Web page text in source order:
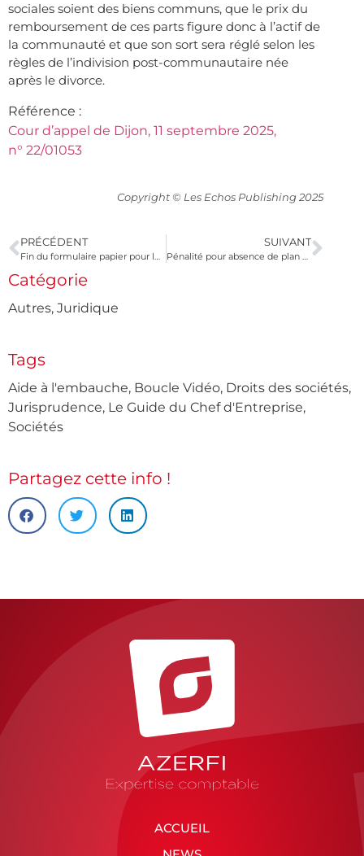
sociales soient des biens communs, que le prix du
remboursement de ces parts figure donc à l’actif de
la communauté et que son sort sera réglé selon les
règles de l’indivision post-communautaire née
après le divorce.
Référence :
Cour d’appel de Dijon, 11 septembre 2025,
n° 22/01053
Copyright © Les Echos Publishing 2025
PRÉCÉDENT
Fin du formulaire papier pour les déclarations de don manuel
SUIVANT
Pénalité pour absence de plan d’action sur l’égalité professionnelle
Catégorie
Autres, Juridique
Tags
Aide à l'embauche, Boucle Vidéo, Droits des sociétés,
Jurisprudence, Le Guide du Chef d'Entreprise,
Sociétés
Partagez cette info !
ACCUEIL